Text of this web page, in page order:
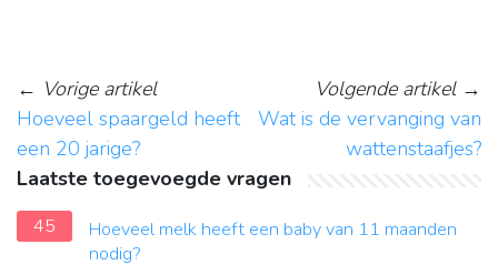
← Vorige artikel
Hoeveel spaargeld heeft
een 20 jarige?
Volgende artikel→
Wat is de vervanging van
wattenstaafjes?
Laatste toegevoegde vragen
45
Hoeveel melk heeft een baby van 11 maanden
nodig?